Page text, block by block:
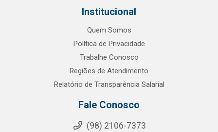
Institucional
Quem Somos
Política de Privacidade
Trabalhe Conosco
Regiões de Atendimento
Relatório de Transparência Salarial
Fale Conosco
(98) 2106-7373